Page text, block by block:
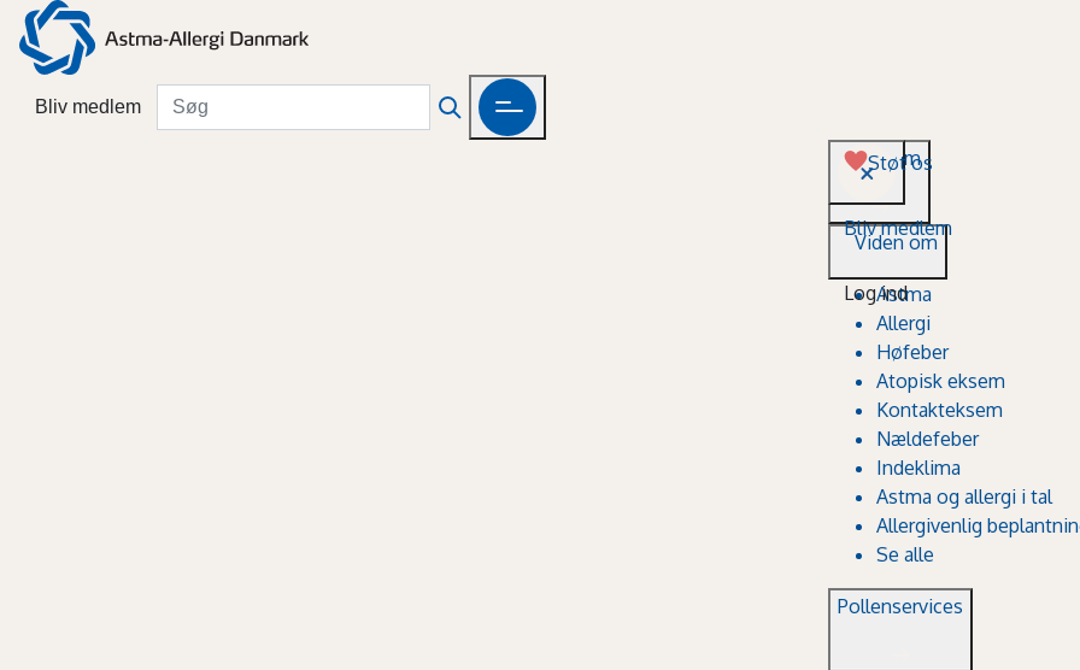
Bliv medlem
Støt os
Bliv medlem
Log ind
Viden om
Viden om
Astma
Allergi
Høfeber
Atopisk eksem
Kontakteksem
Nældefeber
Indeklima
Astma og allergi i tal
Allergivenlig
Se alle
Pollenservices